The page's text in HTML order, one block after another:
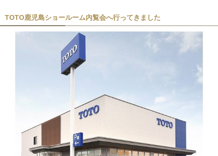
TOTO鹿児島ショールーム内覧会へ行ってきました